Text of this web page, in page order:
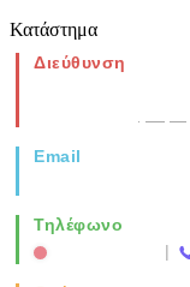
Κατάστημα
Διεύθυνση
Email
Τηλέφωνο
|